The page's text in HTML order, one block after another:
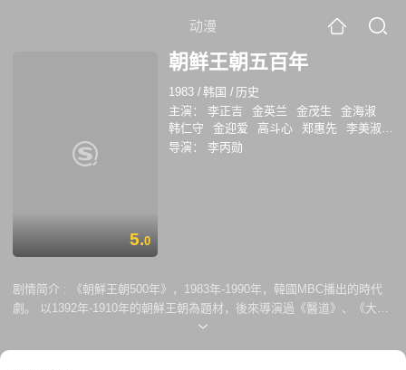
动漫
5.0
朝鲜王朝五百年
1983 /韩国 / 历史
主演：
李正吉 金英兰 金茂生
金海淑
韩仁守
金迎爱 高斗心 郑惠先
李美淑
崔明吉
金惠子
导演： 李丙勋
剧情简介 :
《朝鮮王朝500年》，1983年-1990年，韓國MBC播出的時代
劇。 以1392年-1910年的朝鮮王朝為題材，後來導演過《醫道》、《大長
今》、《李祘》的李丙勳，出任本片導演，MBC（文化廣播）製作。主要